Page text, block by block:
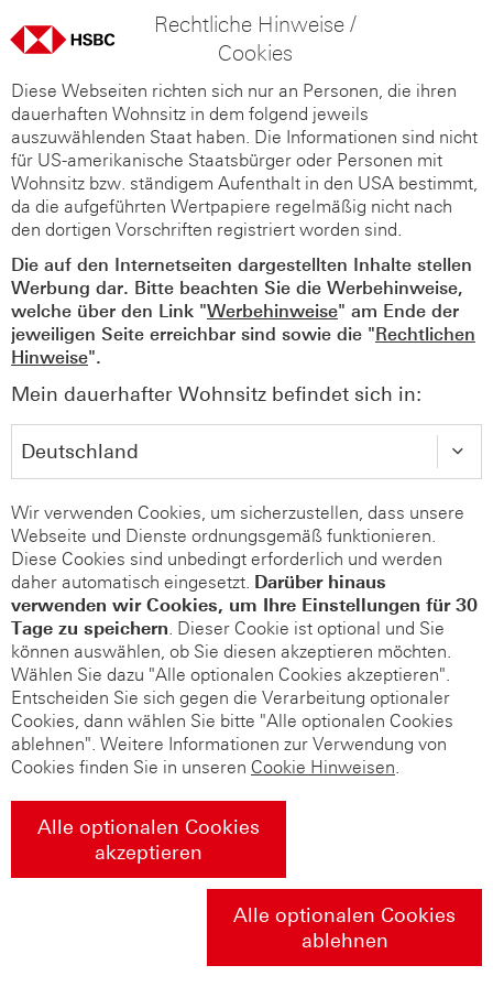
Rechtliche Hinweise /
Cookies
Diese Webseiten richten sich nur an Personen, die ihren
dauerhaften Wohnsitz in dem folgend jeweils
auszuwählenden Staat haben. Die Informationen sind nicht
für US-amerikanische Staatsbürger oder Personen mit
Wohnsitz bzw. ständigem Aufenthalt in den USA bestimmt,
da die aufgeführten Wertpapiere regelmäßig nicht nach
den dortigen Vorschriften registriert worden sind.
Die auf den Internetseiten dargestellten Inhalte stellen
Werbung dar. Bitte beachten Sie die Werbehinweise,
welche über den Link "Werbehinweise" am Ende der
jeweiligen Seite erreichbar sind sowie die "Rechtlichen
Hinweise".
Mein dauerhafter Wohnsitz befindet sich in:
Wir verwenden Cookies, um sicherzustellen, dass unsere
Webseite und Dienste ordnungsgemäß funktionieren.
Diese Cookies sind unbedingt erforderlich und werden
daher automatisch eingesetzt. Darüber hinaus
verwenden wir Cookies, um Ihre Einstellungen für 30
Tage zu speichern. Dieser Cookie ist optional und Sie
können auswählen, ob Sie diesen akzeptieren möchten.
Wählen Sie dazu "Alle optionalen Cookies akzeptieren".
Entscheiden Sie sich gegen die Verarbeitung optionaler
Cookies, dann wählen Sie bitte "Alle optionalen Cookies
ablehnen". Weitere Informationen zur Verwendung von
Cookies finden Sie in unseren Cookie Hinweisen.
Alle optionalen Cookies
akzeptieren
Alle optionalen Cookies
ablehnen